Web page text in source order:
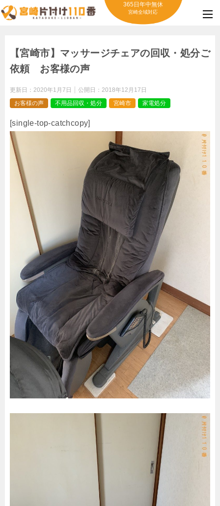
365日年中無休
宮崎全域対応
【宮崎市】マッサージチェアの回収・処分ご
依頼 お客様の声
更新日： 2020年1月7日 公開日： 2018年12月17日
お客様の声
不用品回収・処分 宮崎市 家電処分
[single-top-catchcopy]